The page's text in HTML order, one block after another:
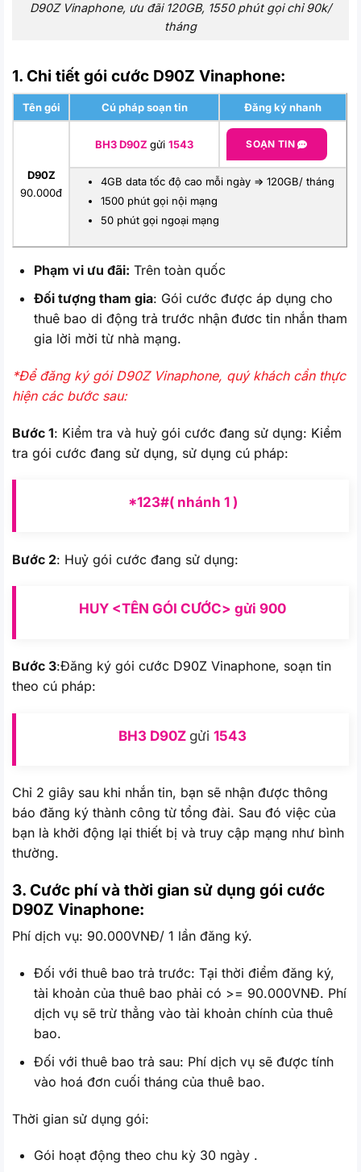
D90Z Vinaphone, ưu đãi 120GB, 1550 phút gọi chỉ 90k/
tháng
1. Chi tiết gói cước D90Z Vinaphone:
Tên gói Cú pháp soạn tin Đăng ký nhanh
D90Z
90.000đ
BH3 D90Z gửi 1543 SOẠN TIN
4GB data tốc độ cao mỗi ngày => 120GB/ tháng
1500 phút gọi nội mạng
50 phút gọi ngoại mạng
Phạm vi ưu đãi: Trên toàn quốc
Đối tượng tham gia: Gói cước được áp dụng cho
thuê bao di động trả trước nhận đươc tin nhắn tham
gia lời mời từ nhà mạng.
*Để đăng ký gói D90Z Vinaphone, quý khách cần thực
hiện các bước sau:
Bước 1: Kiểm tra và huỷ gói cước đang sử dụng: Kiểm
tra gói cước đang sử dụng, sử dụng cú pháp:
*123#( nhánh 1 )
Bước 2: Huỷ gói cước đang sử dụng:
HUY <TÊN GÓI CƯỚC> gửi 900
Bước 3:Đăng ký gói cước D90Z Vinaphone, soạn tin
theo cú pháp:
BH3 D90Z gửi 1543
Chỉ 2 giây sau khi nhắn tin, bạn sẽ nhận được thông
báo đăng ký thành công từ tổng đài. Sau đó việc của
bạn là khởi động lại thiết bị và truy cập mạng như bình
thường.
3. Cước phí và thời gian sử dụng gói cước
D90Z Vinaphone:
Phí dịch vụ: 90.000VNĐ/ 1 lần đăng ký.
Đối với thuê bao trả trước: Tại thời điểm đăng ký,
tài khoản của thuê bao phải có >= 90.000VNĐ. Phí
dịch vụ sẽ trừ thẳng vào tài khoản chính của thuê
bao.
Đối với thuê bao trả sau: Phí dịch vụ sẽ được tính
vào hoá đơn cuối tháng của thuê bao.
Thời gian sử dụng gói:
Gói hoạt động theo chu kỳ 30 ngày .